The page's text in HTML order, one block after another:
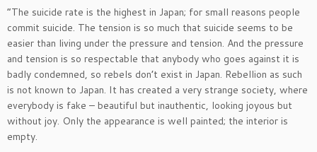
“The suicide rate is the highest in Japan; for small reasons people
commit suicide. The tension is so much that suicide seems to be
easier than living under the pressure and tension. And the pressure
and tension is so respectable that anybody who goes against it is
badly condemned, so rebels don’t exist in Japan. Rebellion as such
is not known to Japan. It has created a very strange society, where
everybody is fake – beautiful but inauthentic, looking joyous but
without joy. Only the appearance is well painted; the interior is
empty.